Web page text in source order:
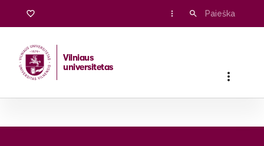
Vilniaus
universitetas